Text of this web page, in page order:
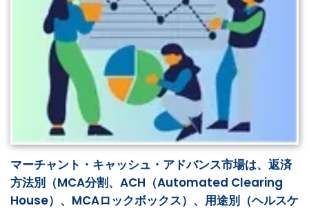
マーチャント・キャッシュ・アドバンス市場は、返済
方法別（MCA分割、ACH（Automated Clearing
House）、MCAロックボックス）、用途別（ヘルスケ